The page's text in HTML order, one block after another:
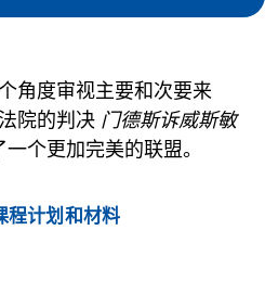
角度审视主要和次要来
院的判决 门德斯诉威斯敏
个更加完美的联盟。
程计划和材料